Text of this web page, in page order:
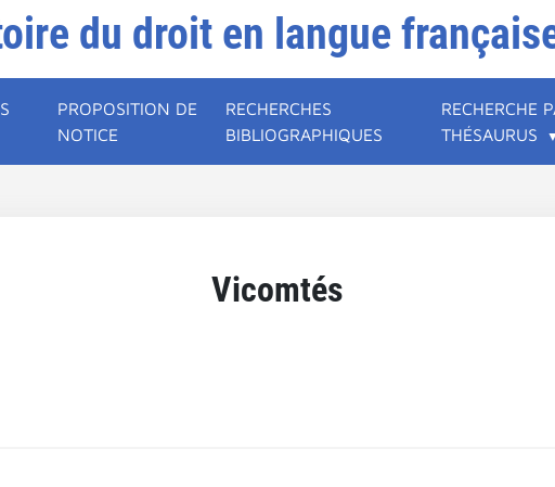
du droit en langue
PROPOSITION DE
NOTICE
RECHERCHES
BIBLIOGRAPHIQUES
RECHERCHE
THÉSAURUS
Vicomtés